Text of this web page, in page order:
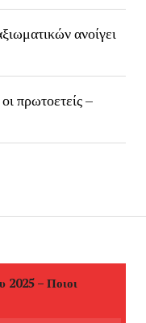
ανοίγει
πρωτοετείς –